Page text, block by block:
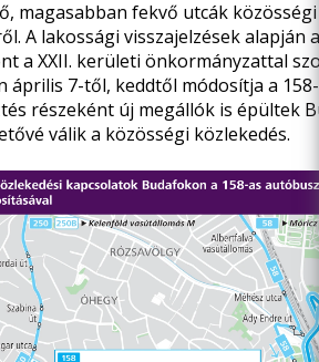
magasabban fekvő utcák
A lakossági visszajelzések alapján
a XXII. kerületi önkormányzattal
április 7-től, keddtől módosítja a
részeként új megállók is épültek
válik a közösségi közlekedés.